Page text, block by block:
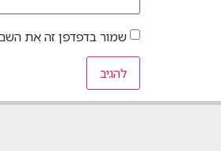
שמור בדפדפן זה את